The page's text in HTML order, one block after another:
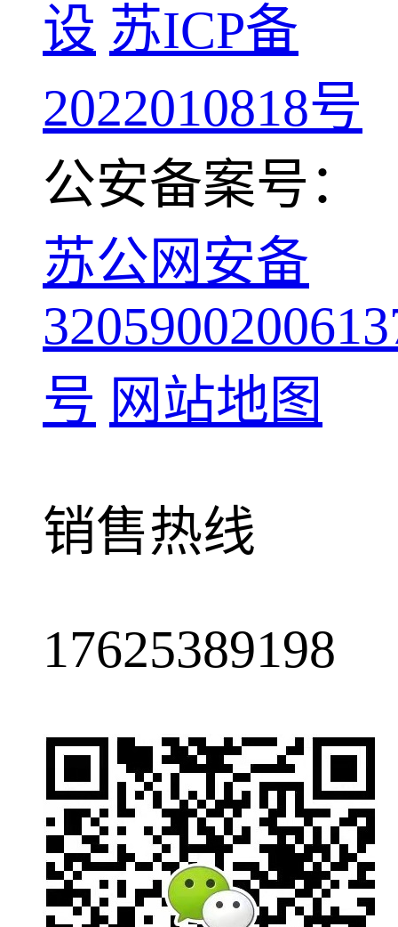
设 苏ICP备
2022010818号
公安备案号：
苏公网安备
号 网站地图
销售热线
17625389198